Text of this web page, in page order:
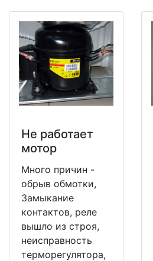
Не работает
мотор
Много причин -
обрыв обмотки,
Замыкание
контактов, реле
вышло из строя,
неисправность
терморегулятора,